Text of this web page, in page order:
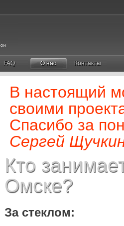
FAQ О нас Контакты
В настоящий
своими
Спасибо за
Сергей
Кто
Омске?
За стеклом: